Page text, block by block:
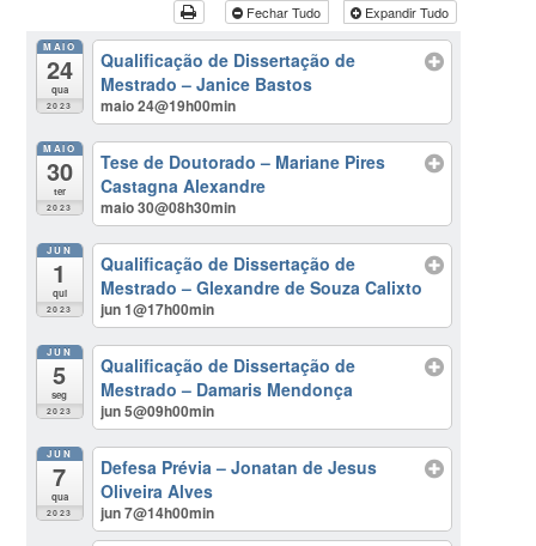
Fechar Tudo Expandir Tudo
MAIO
24
qua
2023
Qualificação de Dissertação de
Mestrado – Janice Bastos
maio 24@19h00min
MAIO
30
ter
2023
Tese de Doutorado – Mariane Pires
Castagna Alexandre
maio 30@08h30min
JUN
1
qui
2023
Qualificação de Dissertação de
Mestrado – Glexandre de Souza Calixto
jun 1@17h00min
JUN
5
seg
2023
Qualificação de Dissertação de
Mestrado – Damaris Mendonça
jun 5@09h00min
JUN
7
qua
2023
Defesa Prévia – Jonatan de Jesus
Oliveira Alves
jun 7@14h00min